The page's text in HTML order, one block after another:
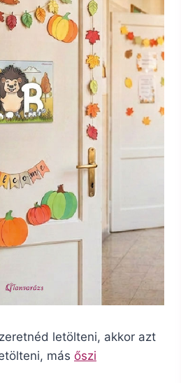
letölteni, akkor azt
más őszi